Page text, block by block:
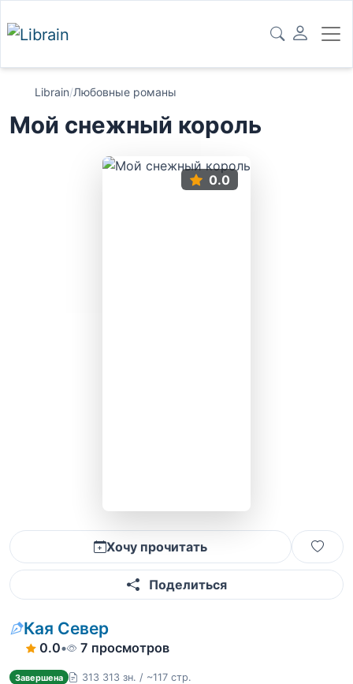
Librain/Любовные романы
Мой снежный король
0.0
Хочу прочитать
Поделиться
Кая Север
0.0• 7 просмотров
Завершена
313 313 зн. / ~117 стр.